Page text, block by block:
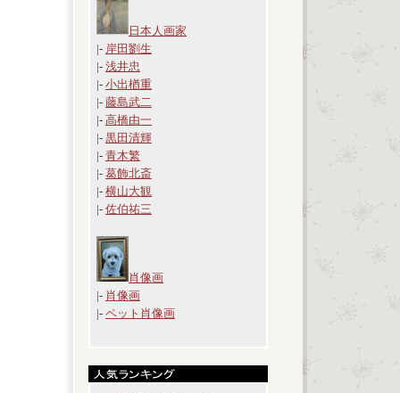
日本人画家
|- 岸田劉生
|- 浅井忠
|- 小出楢重
|- 藤島武二
|- 高橋由一
|- 黒田清輝
|- 青木繁
|- 葛飾北斎
|- 横山大観
|- 佐伯祐三
肖像画
|- 肖像画
|- ペット肖像画